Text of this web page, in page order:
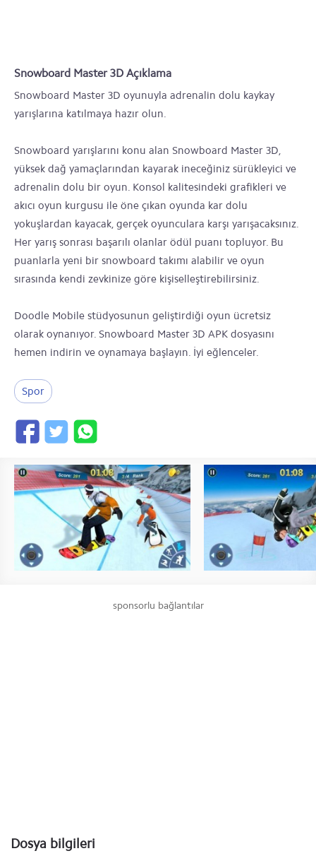
Snowboard Master 3D Açıklama
Snowboard Master 3D oyunuyla adrenalin dolu kaykay
yarışlarına katılmaya hazır olun.
Snowboard yarışlarını konu alan Snowboard Master 3D,
yüksek dağ yamaçlarından kayarak ineceğiniz sürükleyici ve
adrenalin dolu bir oyun. Konsol kalitesindeki grafikleri ve
akıcı oyun kurgusu ile öne çıkan oyunda kar dolu
yokuşlardan kayacak, gerçek oyunculara karşı yarışacaksınız.
Her yarış sonrası başarılı olanlar ödül puanı topluyor. Bu
puanlarla yeni bir snowboard takımı alabilir ve oyun
sırasında kendi zevkinize göre kişiselleştirebilirsiniz.
Doodle Mobile stüdyosunun geliştirdiği oyun ücretsiz
olarak oynanıyor. Snowboard Master 3D APK dosyasını
hemen indirin ve oynamaya başlayın. İyi eğlenceler.
Spor
sponsorlu bağlantılar
Dosya bilgileri